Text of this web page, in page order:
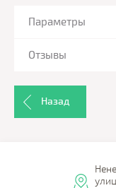
Параметры
Отзывы
Назад